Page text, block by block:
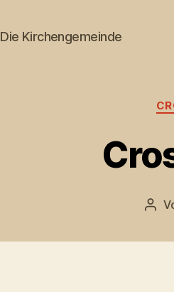
Die Kirchengemeinde